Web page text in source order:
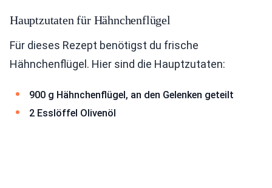
Hauptzutaten für Hähnchenflügel
Für dieses Rezept benötigst du frische
Hähnchenflügel. Hier sind die Hauptzutaten:
900 g Hähnchenflügel, an den Gelenken geteilt
2 Esslöffel Olivenöl